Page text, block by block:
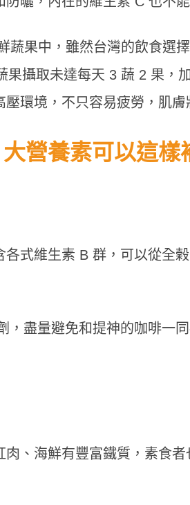
蔬果中，雖然台灣的飲食選
果攝取未達每天 3 蔬 2 果，
環境，不只容易疲勞，肌膚
大營養素可以這樣
各式維生素 B 群，可以從全
，盡量避免和提神的咖啡一
肉、海鮮有豐富鐵質，素食